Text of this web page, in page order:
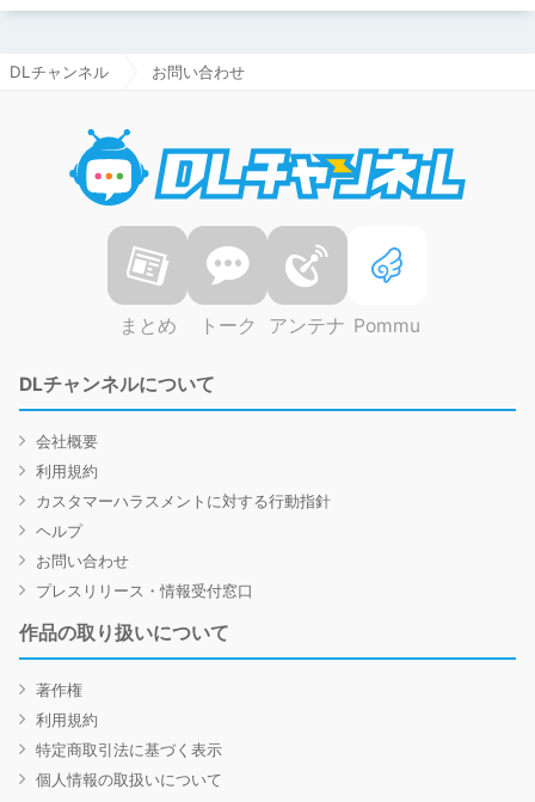
DLチャンネル お問い合わせ
まとめ トーク アンテナ Pommu
DLチャンネルについて
会社概要
利用規約
カスタマーハラスメントに対する行動指針
ヘルプ
お問い合わせ
プレスリリース・情報受付窓口
作品の取り扱いについて
著作権
利用規約
特定商取引法に基づく表示
個人情報の取扱いについて